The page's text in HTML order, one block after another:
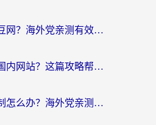
如何在国外看土豆网？海外党亲测有效的追剧加速器选择指南
人在国外打不开国内网站？这篇攻略帮你无缝解锁国内资源（附交管12123使用技巧）
香港优酷地区限制怎么办？海外党亲测有效的追剧解决方案